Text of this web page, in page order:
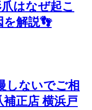
爪はなぜ起こ
を解説👣
しないでご相
正店 横浜戸